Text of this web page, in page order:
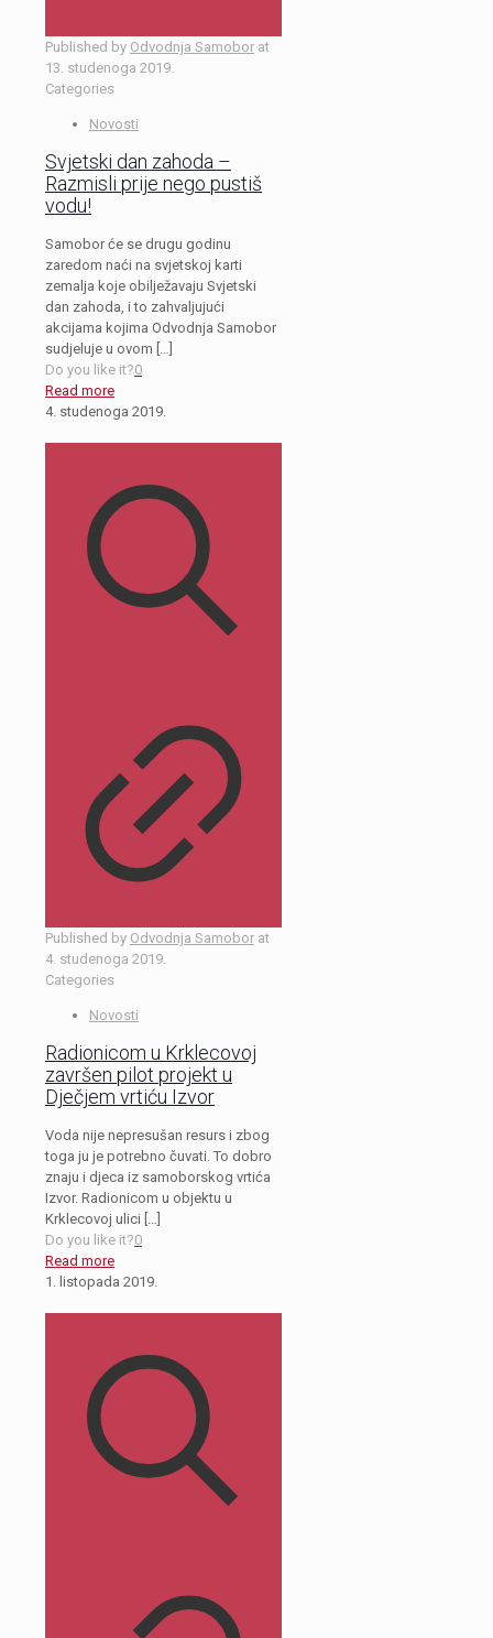
Published by Odvodnja Samobor at
13. studenoga 2019.
Categories
Novosti
Svjetski dan zahoda –
Razmisli prije nego pustiš
vodu!
Samobor će se drugu godinu
zaredom naći na svjetskoj karti
zemalja koje obilježavaju Svjetski
dan zahoda, i to zahvaljujući
akcijama kojima Odvodnja Samobor
sudjeluje u ovom […]
Do you like it?0
Read more
4. studenoga 2019.
Published by Odvodnja Samobor at
4. studenoga 2019.
Categories
Novosti
Radionicom u Krklecovoj
završen pilot projekt u
Dječjem vrtiću Izvor
Voda nije nepresušan resurs i zbog
toga ju je potrebno čuvati. To dobro
znaju i djeca iz samoborskog vrtića
Izvor. Radionicom u objektu u
Krklecovoj ulici […]
Do you like it?0
Read more
1. listopada 2019.